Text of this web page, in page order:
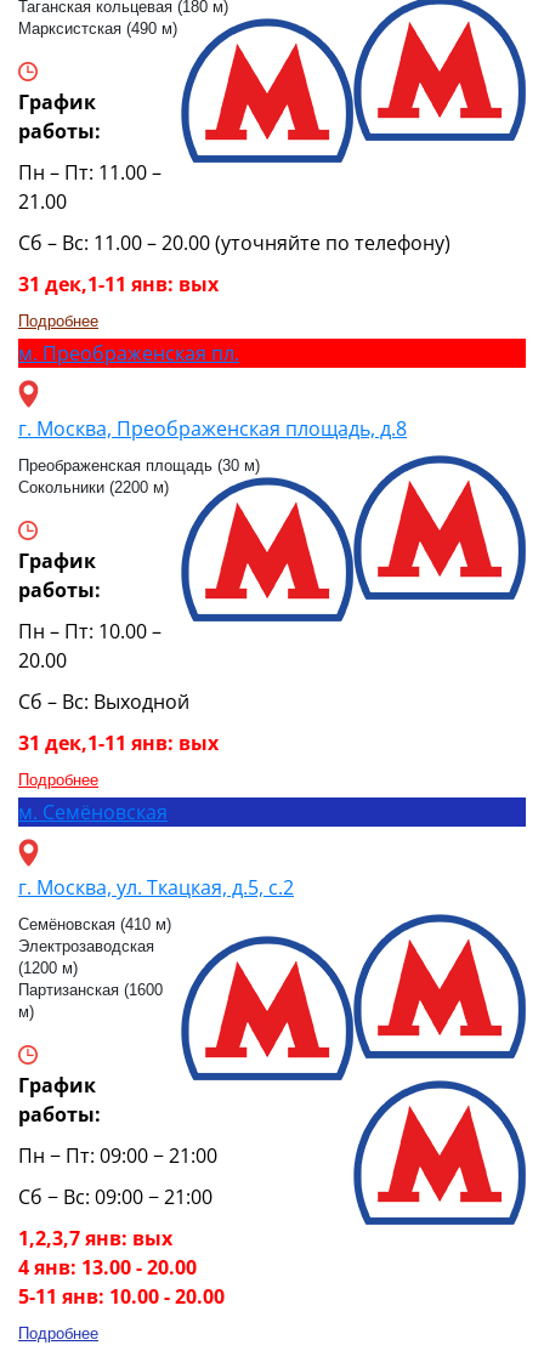
Таганская кольцевая (180 м)
Марксистская (490 м)
График
работы:
Пн – Пт: 11.00 –
21.00
Сб – Вс: 11.00 – 20.00 (уточняйте по телефону)
31 дек,1-11 янв: вых
Подробнее
м. Преображенская пл.
г. Москва, Преображенская площадь, д.8
Преображенская площадь (30 м)
Сокольники (2200 м)
График
работы:
Пн – Пт: 10.00 –
20.00
Сб – Вс: Выходной
31 дек,1-11 янв: вых
Подробнее
м. Семёновская
г. Москва, ул. Ткацкая, д.5, с.2
Семёновская (410 м)
Электрозаводская
(1200 м)
Партизанская (1600
м)
График
работы:
Пн − Пт: 09:00 − 21:00
Сб − Вс: 09:00 − 21:00
1,2,3,7 янв: вых
4 янв: 13.00 - 20.00
5-11 янв: 10.00 - 20.00
Подробнее